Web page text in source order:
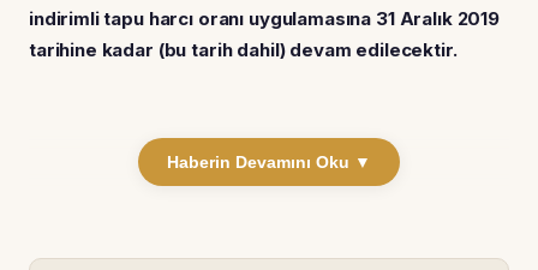
indirimli tapu harcı oranı uygulamasına 31 Aralık 2019
tarihine kadar (bu tarih dahil) devam edilecektir.
Haberin Devamını Oku ▼